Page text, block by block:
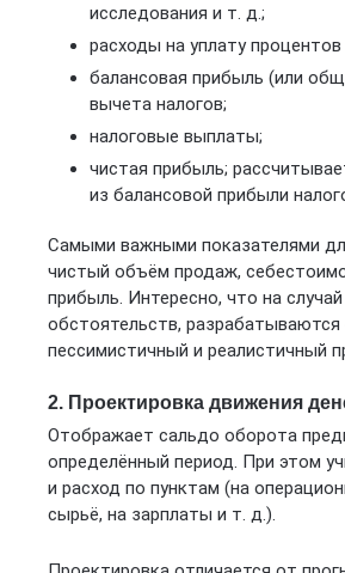
исследования и т. д.;
расходы на уплату
балансовая прибыль (или
вычета налогов;
налоговые выплаты;
чистая прибыль;
из балансовой прибыли
Самыми важными показателями
чистый объём продаж,
прибыль. Интересно, что на
обстоятельств,
пессимистичный и реалистичный
2. Проектировка движения
Отображает сальдо оборота
определённый период. При этом
и расход по пунктам (на
сырьё, на зарплаты и т. д.).